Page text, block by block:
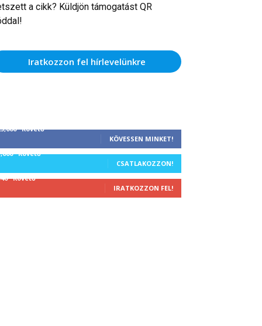
a cikk? Küldjön támogatást QR
Iratkozzon fel hírlevelünkre
Követő
KÖVESSEN MINKET!
Követő
CSATLAKOZZON!
Követő
IRATKOZZON FEL!